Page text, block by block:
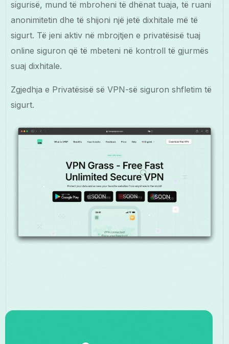
sigurisë, mund të mbroheni të dhënat tuaja, të ruani
anonimitetin dhe të shijoni një jetë dixhitale më të
sigurt. Të jeni aktiv në mbrojtjen e privatësisë tuaj
online siguron që të mbeteni në kontroll të gjurmës
suaj dixhitale.
Zgjedhja e Privatësisë së VPN-së siguron shfletim të
sigurt.